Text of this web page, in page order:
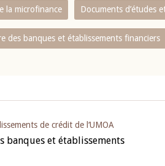
la microfinance Documents d’études
des banques et établissements financiers
de crédit de l‘UMOA
banques et établissements